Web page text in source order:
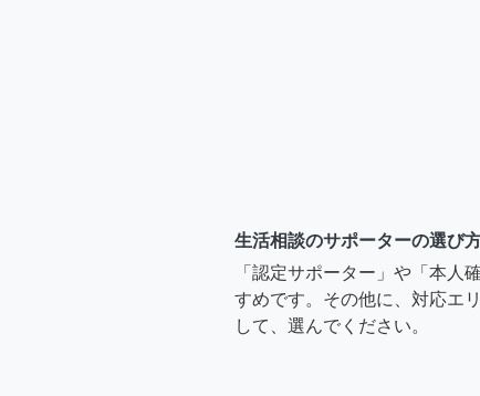
生活相談のサポーターの選び
「認定サポーター」や「本人
すめです。その他に、対応エ
して、選んでください。